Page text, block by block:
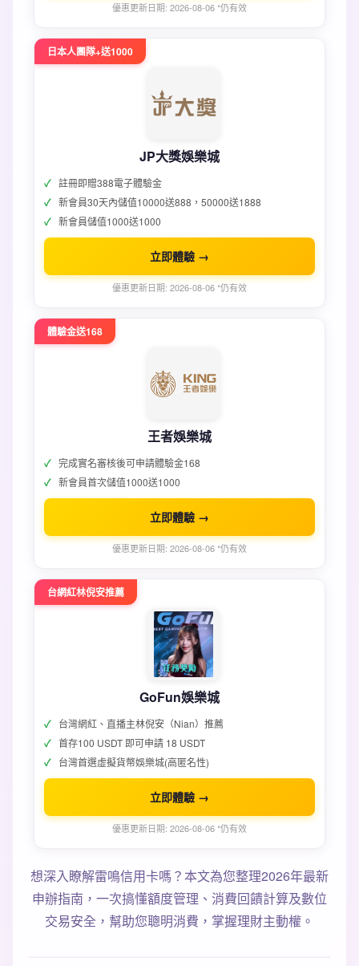
優惠更新日期: 2026-08-06 *仍有效
日本人團隊+送1000
JP大獎娛樂城
註冊即贈388電子體驗金
新會員30天內儲值10000送888，50000送1888
新會員儲值1000送1000
立即體驗 →
優惠更新日期: 2026-08-06 *仍有效
體驗金送168
王者娛樂城
完成實名審核後可申請體驗金168
新會員首次儲值1000送1000
立即體驗 →
優惠更新日期: 2026-08-06 *仍有效
台網紅林倪安推薦
GoFun娛樂城
台灣網紅、直播主林倪安（Nian）推薦
首存100 USDT 即可申請 18 USDT
台灣首選虛擬貨幣娛樂城(高匿名性)
立即體驗 →
優惠更新日期: 2026-08-06 *仍有效
想深入瞭解雷鳴信用卡嗎？本文為您整理2026年最新
申辦指南，一次搞懂額度管理、消費回饋計算及數位
交易安全，幫助您聰明消費，掌握理財主動權。